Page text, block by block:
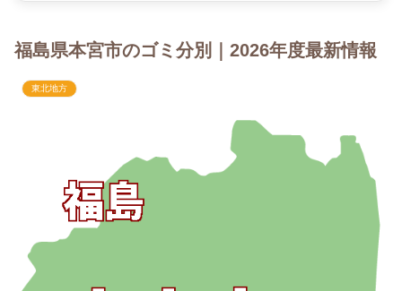
福島県本宮市のゴミ分別｜2026年度最新情報
東北地方